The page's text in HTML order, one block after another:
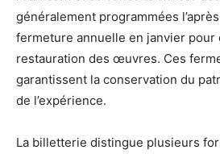
généralement programmées
fermeture annuelle en janvier pour
restauration des œuvres. Ces
garantissent la conservation du
de l’expérience.
La billetterie distingue plusieurs